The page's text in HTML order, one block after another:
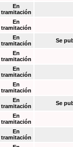
En
tramitación
En
tramitación
En
tramitación
Se
En
tramitación
En
tramitación
En
tramitación
En
tramitación
Se
En
tramitación
En
tramitación